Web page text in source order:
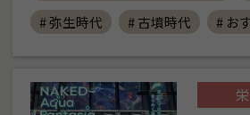
# 弥生時代
# 古墳時代 # お